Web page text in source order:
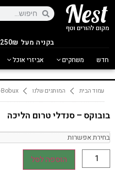
בקניה מעל 250 ₪
חדש משחקים אביזרי אוכל
עמוד הבית המותגים שלנו Bobux- בובוקס
בובוקס – סנדלי טרום הליכה
הוספה לסל